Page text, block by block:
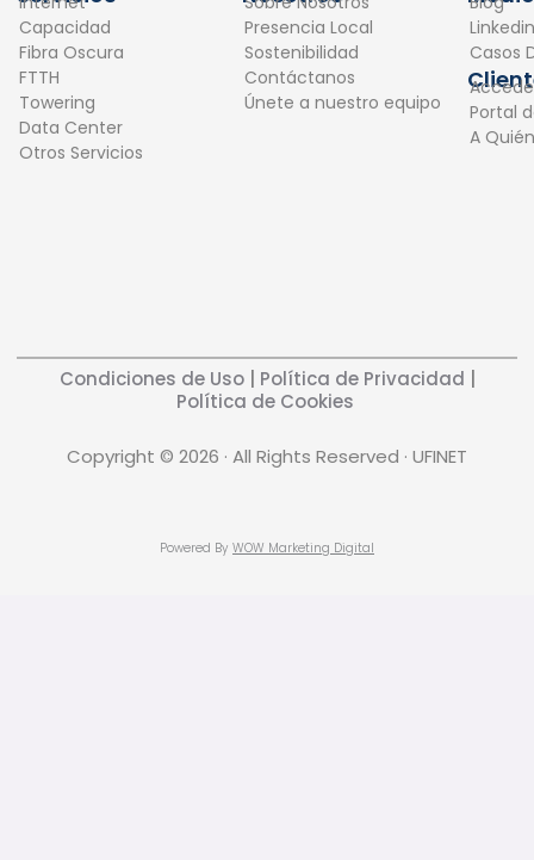
b
o
o
k
e
d
i
n
Capacidad
Fibra Oscura
FTTH
Towering
Data Center
Otros Servicios
Presencia Local
Sostenibilidad
Contáctanos
Únete a nuestro equipo
Linkedin
Casos
Portal
A
Condiciones de Uso| Política de Privacidad
Política de Cookies
Copyright © 2026 · All Rights Reserved · UFINET
Powered By WOW Marketing Digital